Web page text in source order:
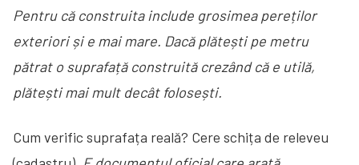
Pentru că construita include grosimea pereților
exteriori și e mai mare. Dacă plătești pe metru
pătrat o suprafață construită crezând că e utilă,
plătești mai mult decât folosești.
Cum verific suprafața reală? Cere schița de releveu